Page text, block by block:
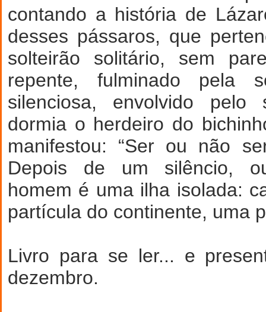
contando a história de
desses pássaros, que
solteirão solitário, sem
repente, fulminado pela
silenciosa, envolvido pelo
dormia o herdeiro do
manifestou: “Ser ou não
Depois de um silêncio,
homem é uma ilha isolada:
partícula do continente, uma
Livro para se ler... e
dezembro.